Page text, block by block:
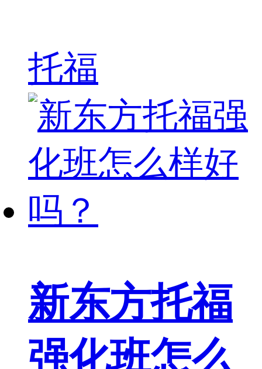
托福
新东方托福
强化班怎么